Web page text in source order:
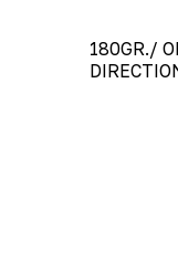
180GR./